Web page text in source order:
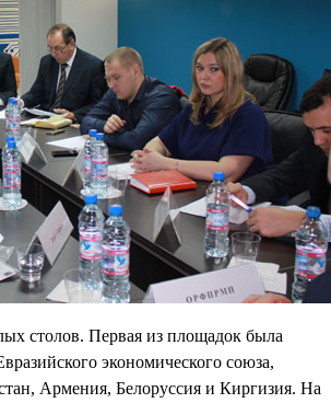
столов. Первая из площадок была
экономического союза,
Армения, Белоруссия и Киргизия. На